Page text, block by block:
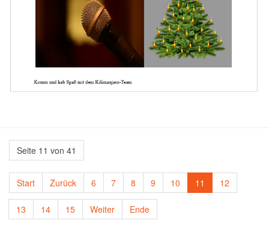
Seite 11 von 41
Start Zurück 6 7 8 9 10 11 12
13 14 15 Weiter Ende